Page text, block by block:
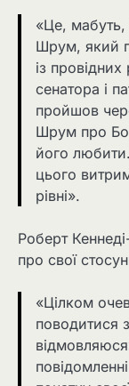
«Це,
Шрум, який
із
сенатора і
пройшов
Шрум про
його
цього
рівні».
Роберт
про свої
«Цілком
поводитися